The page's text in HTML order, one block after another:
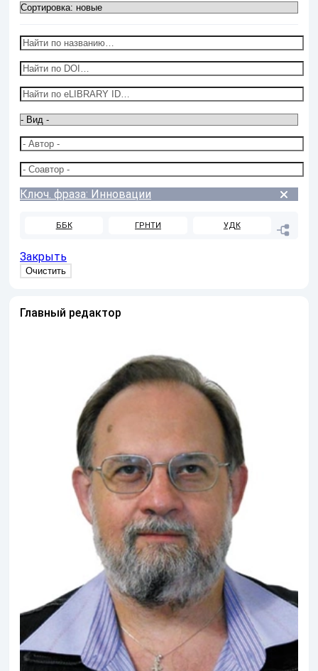
Ключ. фраза: Инновации
ББК ГРНТИ УДК
Закрыть
Главный редактор